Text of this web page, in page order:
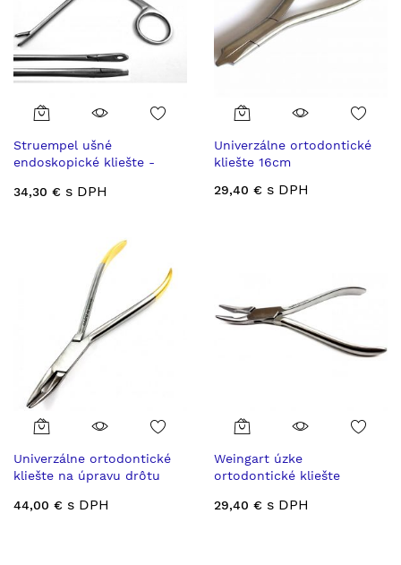
Struempel ušné
endoskopické kliešte -
34,30 € s DPH
Univerzálne ortodontické
kliešte 16cm
29,40 € s DPH
Univerzálne ortodontické
kliešte na úpravu drôtu
44,00 € s DPH
Weingart úzke
ortodontické kliešte
14cm
29,40 € s DPH